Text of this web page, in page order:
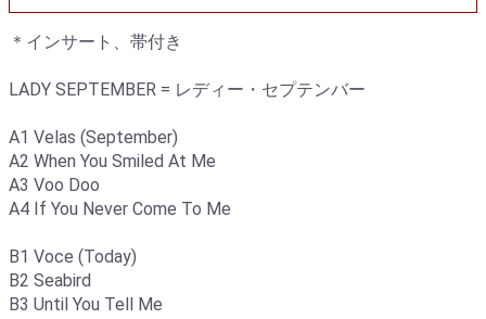
＊インサート、帯付き
LADY SEPTEMBER = レディー・セプテンバー
A1 Velas (September)
A2 When You Smiled At Me
A3 Voo Doo
A4 If You Never Come To Me
B1 Voce (Today)
B2 Seabird
B3 Until You Tell Me